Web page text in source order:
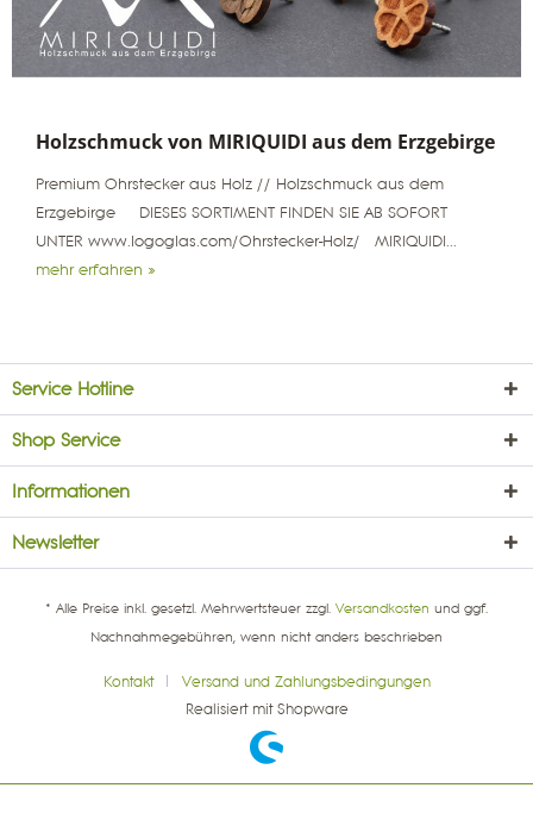
Holzschmuck von MIRIQUIDI aus dem Erzgebirge
Premium Ohrstecker aus Holz // Holzschmuck aus dem
Erzgebirge DIESES SORTIMENT FINDEN SIE AB SOFORT
UNTER www.logoglas.com/Ohrstecker-Holz/ MIRIQUIDI...
mehr erfahren »
Service Hotline
Shop Service
Informationen
Newsletter
* Alle Preise inkl. gesetzl. Mehrwertsteuer zzgl. Versandkosten und ggf.
Nachnahmegebühren, wenn nicht anders beschrieben
Kontakt
Versand und Zahlungsbedingungen
Realisiert mit Shopware